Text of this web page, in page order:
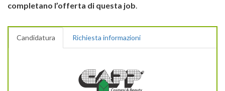
completano l’offerta di questa job.
Candidatura Richiesta informazioni